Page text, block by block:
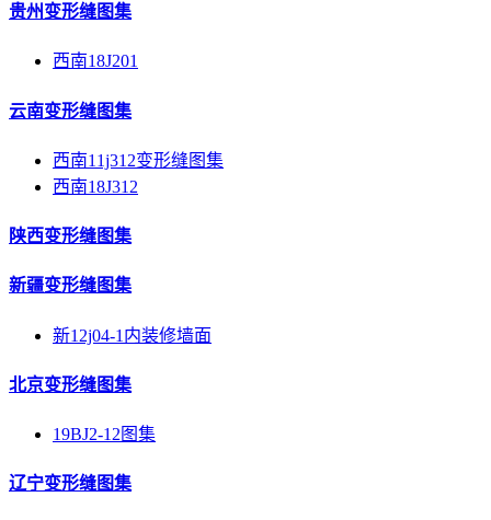
贵州变形缝图集
西南18J201
云南变形缝图集
西南11j312变形缝图集
西南18J312
陕西变形缝图集
新疆变形缝图集
新12j04-1内装修墙面
北京变形缝图集
19BJ2-12图集
辽宁变形缝图集